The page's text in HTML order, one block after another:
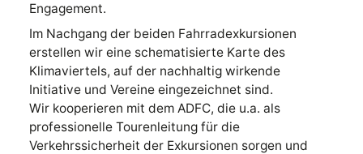
Engagement.
Im Nachgang der beiden Fahrradexkursionen
erstellen wir eine schematisierte Karte des
Klimaviertels, auf der nachhaltig wirkende
Initiative und Vereine eingezeichnet sind.
Wir kooperieren mit dem ADFC, die u.a. als
professionelle Tourenleitung für die
Verkehrssicherheit der Exkursionen sorgen und